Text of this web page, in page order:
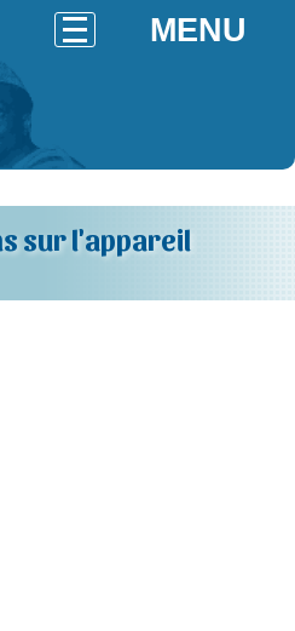
MENU
sur l'appareil